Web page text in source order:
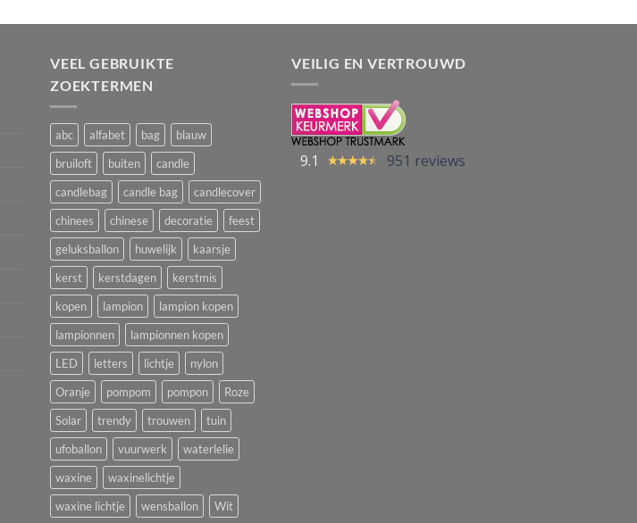
VEEL GEBRUIKTE
ZOEKTERMEN
abc alfabet bag
blauw
bruiloft
buiten
candle
candlebag
candle bag
candlecover
chinees
chinese decoratie
feest
geluksballon
huwelijk
kaarsje
kerst
kerstdagen
kerstmis
kopen
lampion
lampion kopen
lampionnen
lampionnen kopen
LED
letters lichtje
nylon
Oranje
pompom pompon
Roze
Solar
trendy trouwen
tuin
ufoballon
vuurwerk
waterlelie
waxine
waxinelichtje
waxine lichtje
wensballon Wit
VEILIG EN VERTROUWD
9.1 951 reviews